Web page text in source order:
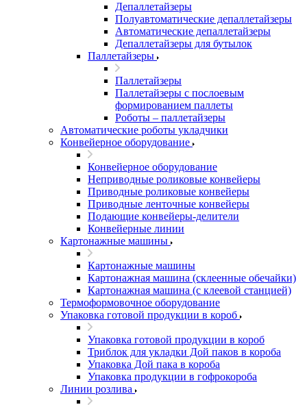
Депаллетайзеры
Полуавтоматические депаллетайзеры
Автоматические депаллетайзеры
Депаллетайзеры для бутылок
Паллетайзеры
Паллетайзеры
Паллетайзеры с послоевым
формированием паллеты
Роботы – паллетайзеры
Автоматические роботы укладчики
Конвейерное оборудование
Конвейерное оборудование
Неприводные роликовые конвейеры
Приводные роликовые конвейеры
Приводные ленточные конвейеры
Подающие конвейеры-делители
Конвейерные линии
Картонажные машины
Картонажные машины
Картонажная машина (склеенные обечайки)
Картонажная машина (с клеевой станцией)
Термоформовочное оборудование
Упаковка готовой продукции в короб
Упаковка готовой продукции в короб
Триблок для укладки Дой паков в короба
Упаковка Дой пака в короба
Упаковка продукции в гофрокороба
Линии розлива